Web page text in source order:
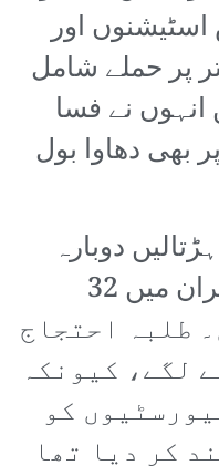
اسٹیشنوں اور
پر حملے شامل
انہوں نے فسا
بھی دھاوا بول
دوبارہ
شروع ہوئیں اور پورے ایران میں 32
طلبہ احتجاج
لگے، کیونکہ
کو
کر دیا تھا